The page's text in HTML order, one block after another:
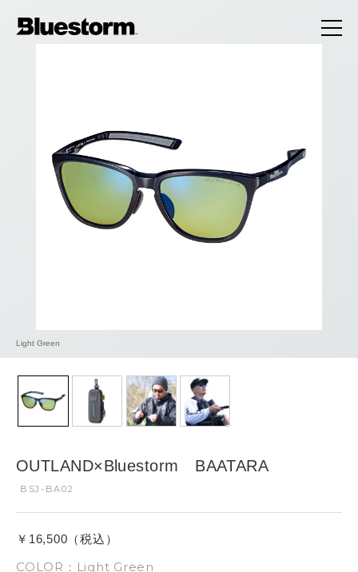
Light Green
OUTLAND×Bluestorm BAATARA
BSJ-BA02
￥16,500（税込）
COLOR：Light Green